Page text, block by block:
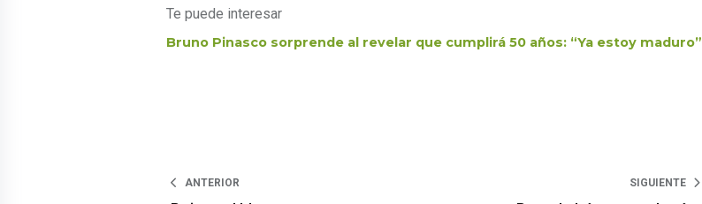
Te puede interesar
Bruno Pinasco sorprende al revelar que cumplirá 50 años: “Ya estoy maduro”
ANTERIOR SIGUIENTE